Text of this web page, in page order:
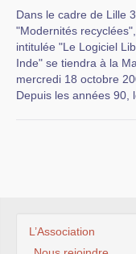
Dans le cadre de Lille
"Modernités
intitulée "Le Logiciel
Inde" se tiendra à la
mercredi 18 octobre
Depuis les années
L’Association